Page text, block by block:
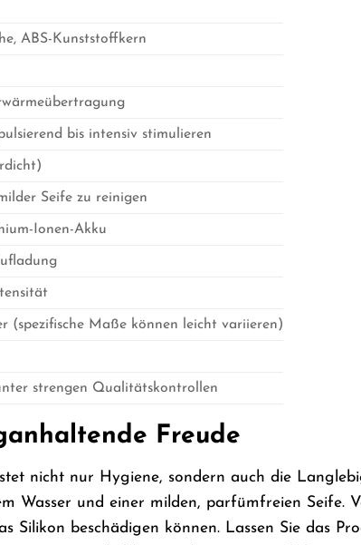
ABS-Kunststoffkern
bis intensiv stimulieren
Seife zu reinigen
Ionen-Akku
(spezifische Maße können leicht variieren)
strengen Qualitätskontrollen
Freude
nicht nur Hygiene, sondern auch die
Wasser und einer milden, parfümfreien Seife.
Silikon beschädigen können. Lassen Sie das